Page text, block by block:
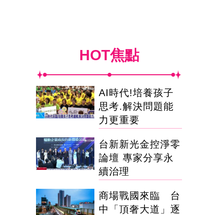
HOT焦點
AI時代!培養孩子
思考.解決問題能
力更重要
台新新光金控淨零
論壇 專家分享永
續治理
商場戰國來臨 台
中「頂奢大道」逐